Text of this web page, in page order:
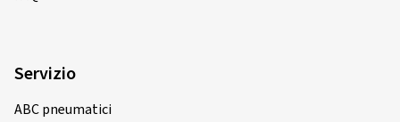
Servizio
ABC pneumatici